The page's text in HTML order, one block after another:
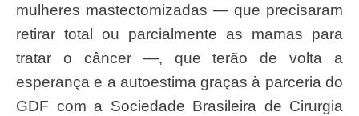
mulheres mastectomizadas — que precisaram
retirar total ou parcialmente as mamas para
tratar o câncer —, que terão de volta a
esperança e a autoestima graças à parceria do
GDF com a Sociedade Brasileira de Cirurgia